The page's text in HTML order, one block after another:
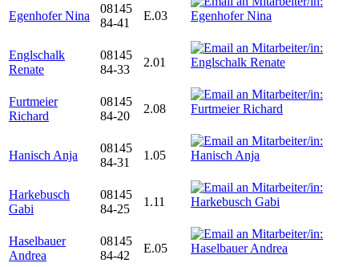
Egenhofer Nina
08145
84-41
E.03
Englschalk
Renate
08145
84-33
2.01
Furtmeier
Richard
08145
84-20
2.08
Hanisch Anja
08145
84-31
1.05
Harkebusch
Gabi
08145
84-25
1.11
Haselbauer
Andrea
08145
84-42
E.05